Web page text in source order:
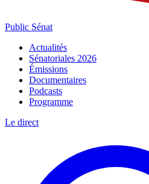
Public Sénat
Actualités
Sénatoriales 2026
Émissions
Documentaires
Podcasts
Programme
Le direct